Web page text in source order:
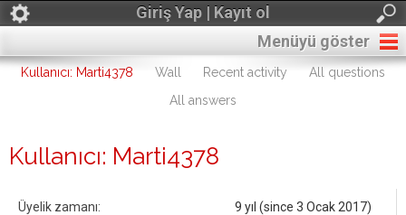
Giriş Yap | Kayıt ol
Menüyü göster
Kullanıcı: Marti4378 Wall Recent activity
All questions
All answers
Kullanıcı: Marti4378
Üyelik zamanı: 9 yıl (since 3 Ocak 2017)